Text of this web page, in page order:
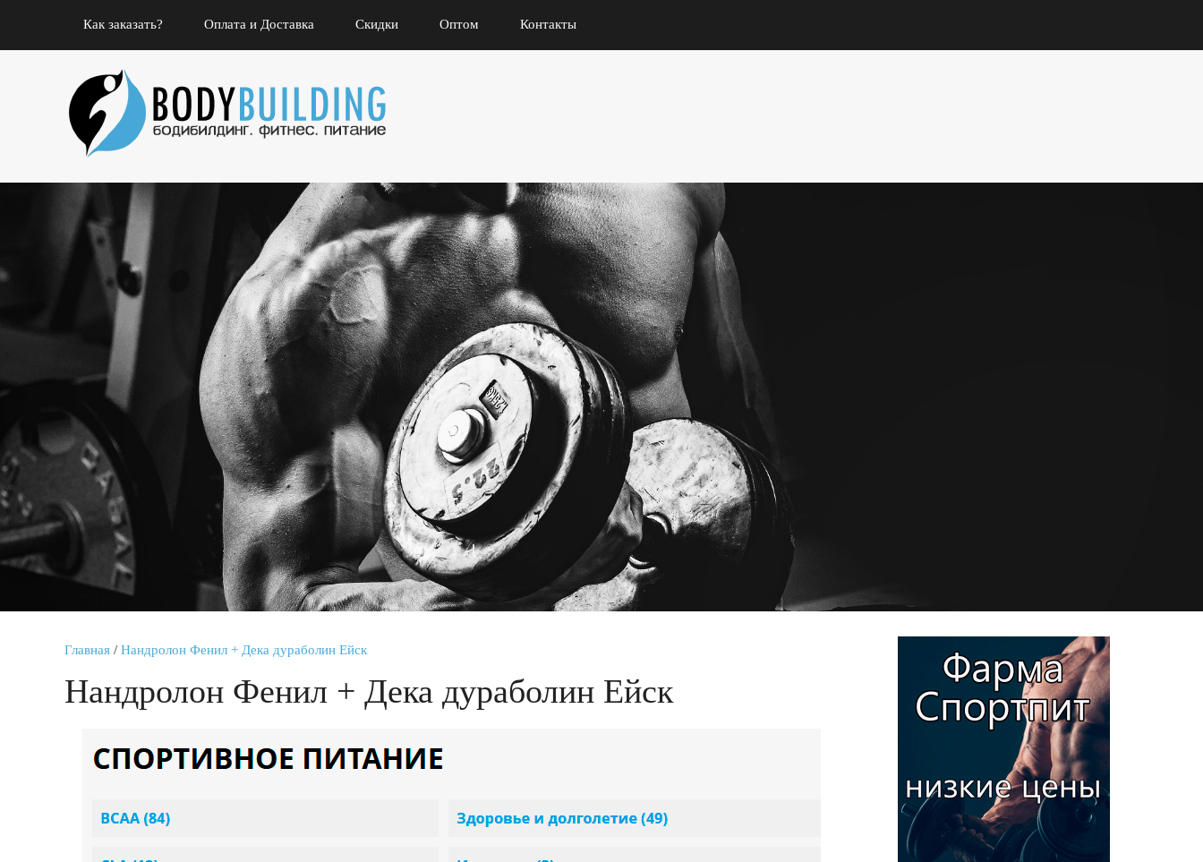
Как заказать? Оплата и Доставка Скидки Оптом Контакты
Главная / Нандролон Фенил + Дека дураболин Ейск
Нандролон Фенил + Дека дураболин Ейск